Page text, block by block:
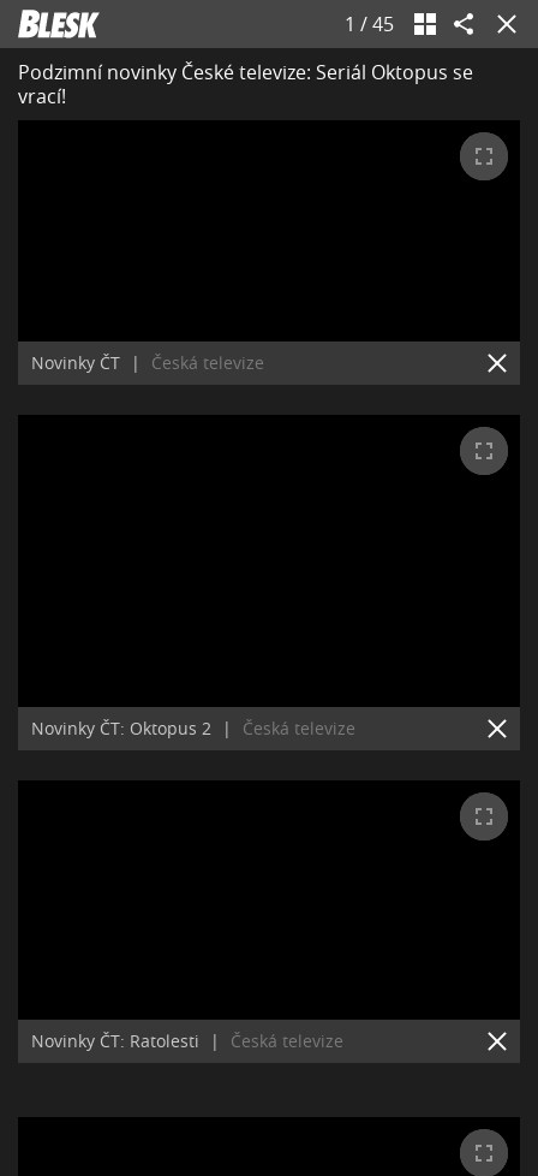
1 /45
Podzimní novinky České televize: Seriál Oktopus se
vrací!
Novinky ČT | Česká televize
Novinky ČT: Oktopus 2 | Česká televize
Novinky ČT: Ratolesti | Česká televize